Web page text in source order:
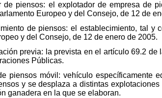
de piensos: el explotador de empresa de
Europeo y del Consejo, de 12 de
de piensos: el establecimiento, tal y
y del Consejo, de 12 de enero de 2005.
previa: la prevista en el artículo 69.2
Públicas.
piensos móvil: vehículo específicamente
y se desplaza a distintas
ganadera en la que se elaboran.